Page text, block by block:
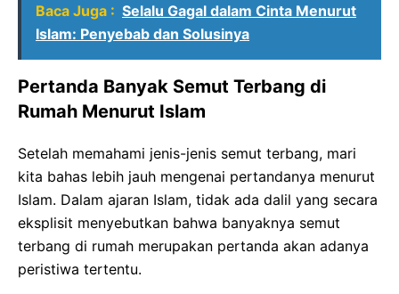
Baca Juga : Selalu Gagal dalam Cinta Menurut
Islam: Penyebab dan Solusinya
Pertanda Banyak Semut Terbang di
Rumah Menurut Islam
Setelah memahami jenis-jenis semut terbang, mari
kita bahas lebih jauh mengenai pertandanya menurut
Islam. Dalam ajaran Islam, tidak ada dalil yang secara
eksplisit menyebutkan bahwa banyaknya semut
terbang di rumah merupakan pertanda akan adanya
peristiwa tertentu.